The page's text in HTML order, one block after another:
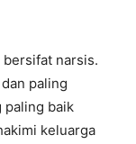
narsis.
paling
paling baik
keluarga